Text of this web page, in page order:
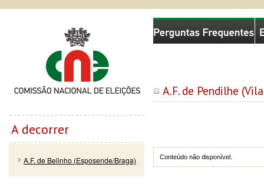
A.F. de Pendilhe
Conteúdo não disponível.
Comissão Nacional de Eleições
A decorrer
A.F. de Belinho (Esposende/Braga)